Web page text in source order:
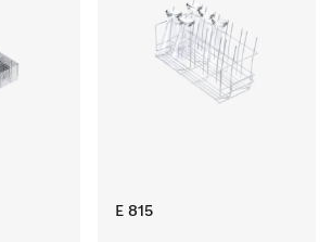
E 815